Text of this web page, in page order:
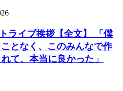
ライブ挨拶【全文】 「僕
となく、このみんなで作
て、本当に良かった」